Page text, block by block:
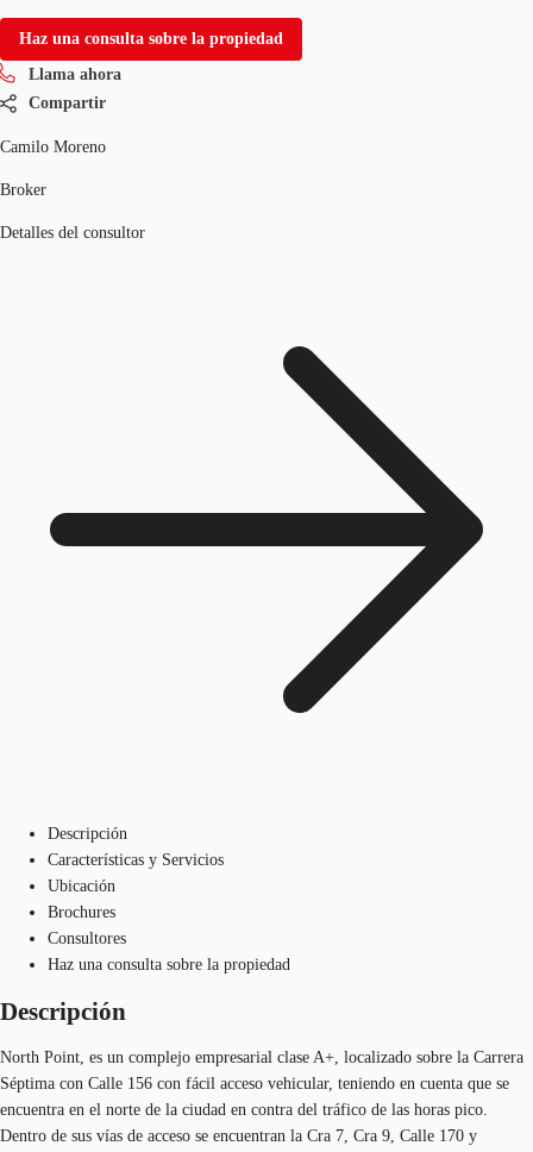
Haz una consulta sobre la propiedad
Llama ahora
Compartir
Camilo Moreno
Broker
Detalles del consultor
Descripción
Características y Servicios
Ubicación
Brochures
Consultores
Haz una consulta sobre la propiedad
Descripción
North Point, es un complejo empresarial clase A+, localizado sobre la Carrera
Séptima con Calle 156 con fácil acceso vehicular, teniendo en cuenta que se
encuentra en el norte de la ciudad en contra del tráfico de las horas pico.
Dentro de sus vías de acceso se encuentran la Cra 7, Cra 9, Calle 170 y